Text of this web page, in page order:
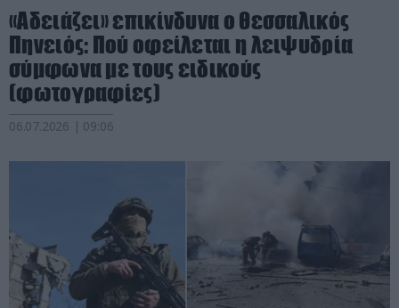
«Αδειάζει» επικίνδυνα ο θεσσαλικός
Πηνειός: Πού οφείλεται η λειψυδρία
σύμφωνα με τους ειδικούς
(φωτογραφίες)
06.07.2026 | 09:06